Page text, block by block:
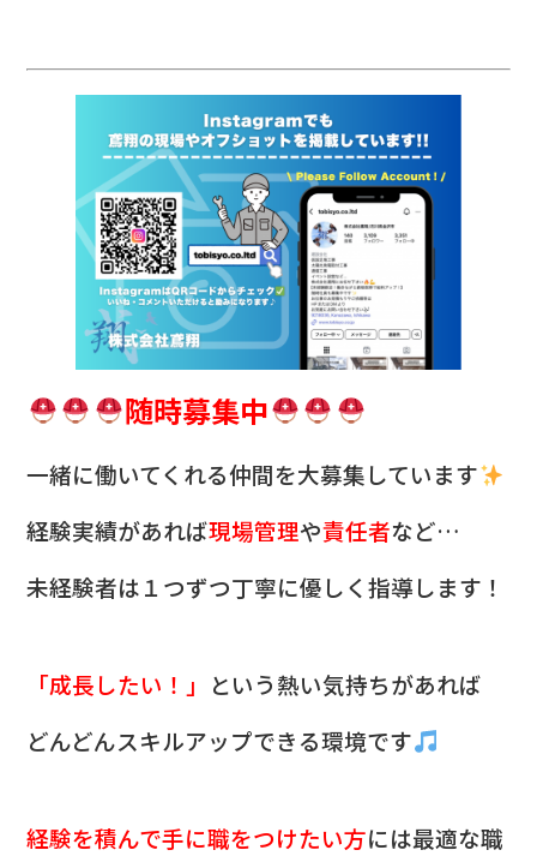
随時募集中
一緒に働いてくれる仲間を大募集しています
経験実績があれば現場管理や責任者など…
未経験者は１つずつ丁寧に優しく指導します！
「成長したい！」 という熱い気持ちがあれば
どんどんスキルアップできる環境です
経験を積んで手に職をつけたい方には最適な職